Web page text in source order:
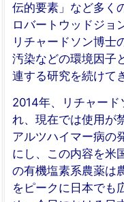
伝的要素」など多く
ロバートウッドジョ
リチャードソン博士
汚染などの環境因子
連する研究を続けて
2014年、リチャード
れ、現在では使用が
アルツハイマー病の
にし、この内容を米
の有機塩素系農薬は
をピークに日本でも